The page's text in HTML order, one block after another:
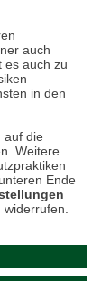
auch
es auch zu
in den
auf die
Weitere
unteren Ende
Kontakt